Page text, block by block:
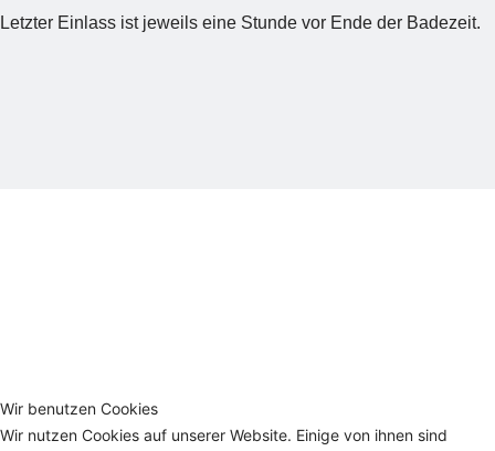
Letzter Einlass ist jeweils eine Stunde vor Ende der Badezeit.
Wir benutzen Cookies
Wir nutzen Cookies auf unserer Website. Einige von ihnen sind